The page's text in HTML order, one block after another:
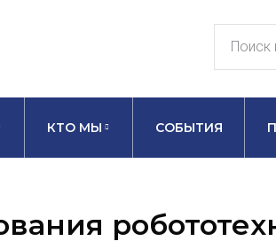
КТО МЫ СОБЫТИЯ